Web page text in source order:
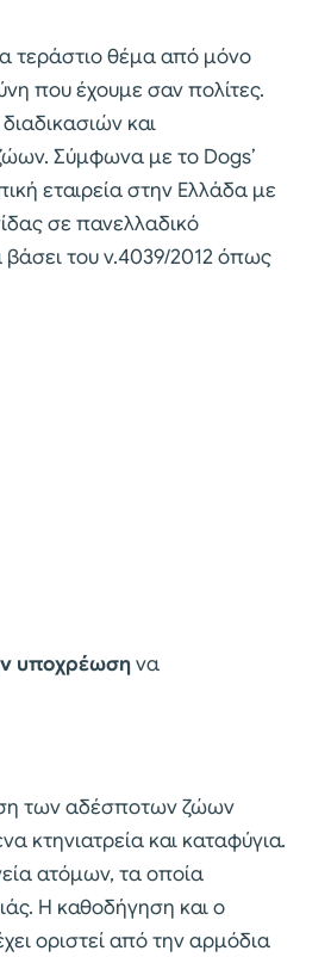
τεράστιο θέμα από μόνο
που έχουμε σαν πολίτες.
και
Σύμφωνα με το Dogs’
εταιρεία στην Ελλάδα με
σε πανελλαδικό
του ν.4039/2012 όπως
υποχρέωσηνα
των αδέσποτων ζώων
κτηνιατρεία και καταφύγια.
ατόμων, τα οποία
Η καθοδήγηση και ο
οριστεί από την αρμόδια